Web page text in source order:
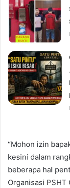
“Mohon izin
kesini dalam
beberapa hal
Organisasi PSHT